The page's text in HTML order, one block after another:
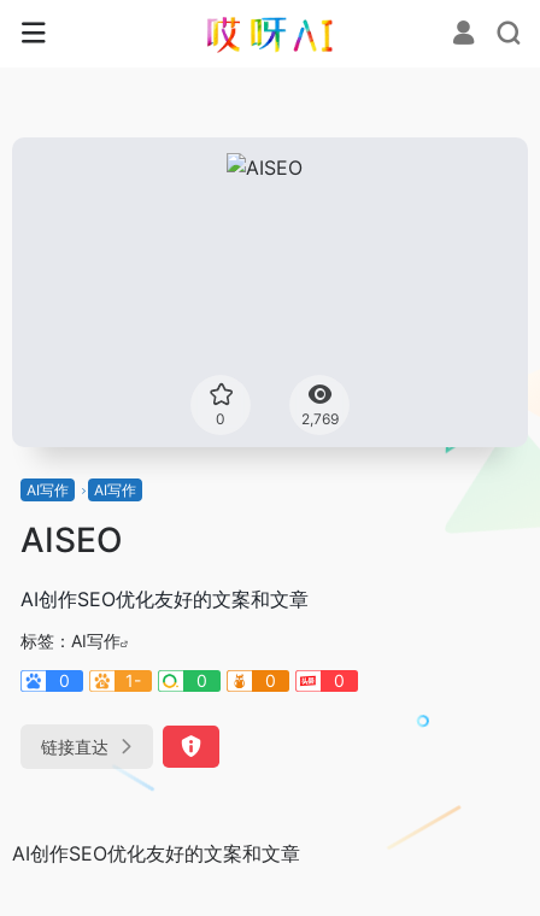
0 2,769
AI写作 AI写作
AISEO
AI创作SEO优化友好的文案和文章
标签： AI写作
0
1- 0 0 0
链接直达
AI创作SEO优化友好的文案和文章